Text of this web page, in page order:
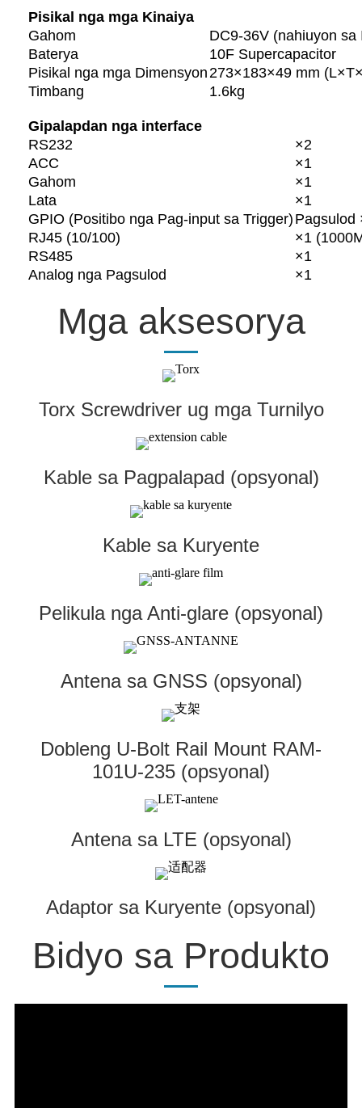
Pisikal nga mga Kinaiya
Gahom
DC9-36V (nahiuyon sa
Baterya
10F Supercapacitor
Pisikal nga mga Dimensyon273×183×49 mm
Timbang
1.6kg
Gipalapdan nga interface
RS232
×2
ACC
×1
Gahom
×1
Lata
×1
GPIO (Positibo nga Pag-input sa Trigger) Pagsulod
RJ45 (10/100)
×1
RS485
×1
Analog nga Pagsulod
×1
Mga aksesorya
Torx Screwdriver ug mga Turnilyo
Kable sa Pagpalapad (opsyonal)
Kable sa Kuryente
Pelikula nga Anti-glare (opsyonal)
Antena sa GNSS (opsyonal)
Dobleng U-Bolt Rail Mount RAM-
101U-235 (opsyonal)
Antena sa LTE (opsyonal)
Adaptor sa Kuryente (opsyonal)
Bidyo sa Produkto